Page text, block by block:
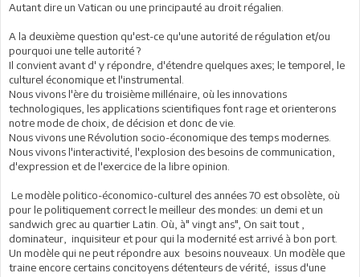
Autant dire un Vatican ou une principauté au droit régalien.
A la deuxième question qu'est-ce qu'une autorité de régulation et/ou
pourquoi une telle autorité ?
Il convient avant d' y répondre, d'étendre quelques axes; le temporel, le
culturel économique et l'instrumental.
Nous vivons l'ère du troisième millénaire, où les innovations
technologiques, les applications scientifiques font rage et orienterons
notre mode de choix, de décision et donc de vie.
Nous vivons une Révolution socio-économique des temps modernes.
Nous vivons l'interactivité, l'explosion des besoins de communication,
d'expression et de l'exercice de la libre opinion.
Le modèle politico-économico-culturel des années 70 est obsolète, où
pour le politiquement correct le meilleur des mondes: un demi et un
sandwich grec au quartier Latin. Où, à" vingt ans", On sait tout ,
dominateur, inquisiteur et pour qui la modernité est arrivé à bon port.
Un modèle qui ne peut répondre aux besoins nouveaux. Un modèle que
traine encore certains concitoyens détenteurs de vérité, issus d'une